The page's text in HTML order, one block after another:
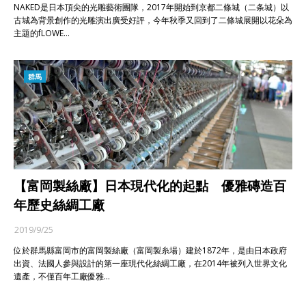
NAKED是日本頂尖的光雕藝術團隊，2017年開始到京都二條城（二条城）以
古城為背景創作的光雕演出廣受好評，今年秋季又回到了二條城展開以花朵為
主題的fLOWE…
群馬
【富岡製絲廠】日本現代化的起點 優雅磚造百
年歷史絲綢工廠
2019/9/25
位於群馬縣富岡市的富岡製絲廠（富岡製糸場）建於1872年，是由日本政府
出資、法國人參與設計的第一座現代化絲綢工廠，在2014年被列入世界文化
遺產，不僅百年工廠優雅…